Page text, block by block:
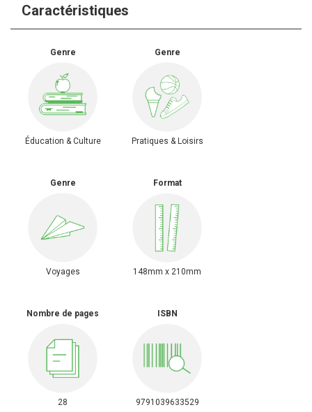
Caractéristiques
Genre
Éducation & Culture
Genre
Pratiques & Loisirs
Genre
Voyages
Format
148mm x 210mm
Nombre de pages
28
ISBN
9791039633529